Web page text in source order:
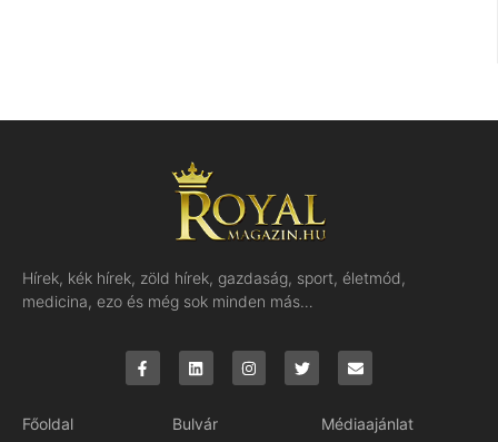
Hírek, kék hírek, zöld hírek, gazdaság, sport, életmód,
medicina, ezo és még sok minden más…
Főoldal
Bulvár
Médiaajánlat